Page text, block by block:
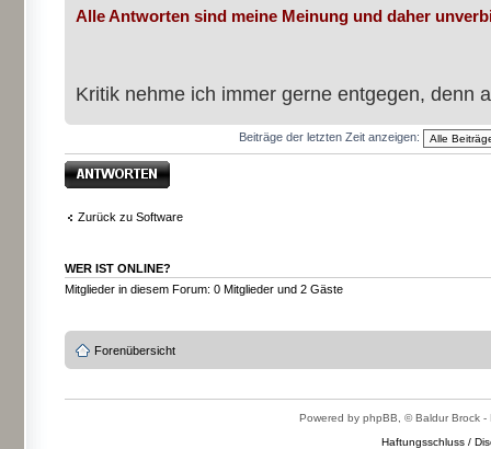
Alle Antworten sind meine Meinung und daher
Kritik nehme ich immer gerne entgegen, denn
Beiträge der letzten Zeit anzeigen:
Antwort erstellen
Zurück zu Software
WER IST ONLINE?
Mitglieder in diesem Forum: 0 Mitglieder und 2 Gäste
Forenübersicht
Powered by phpBB, © Baldur Brock -
Haftungsschluss /